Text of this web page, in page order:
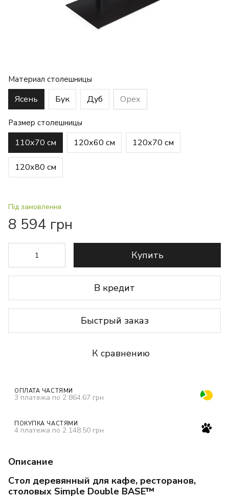
Материал столешницы
Ясень Бук Дуб Орех
Размер столешницы
110х70 см 120х60 см 120х70 см
120х80 см
Під замовлення
8 594 грн
Купить
В кредит
Быстрый заказ
К сравнению
ОПЛАТА ЧАСТЯМИ
3 платежа по 2 864.67 грн
ПОКУПКА ЧАСТЯМИ
4 платежа по 2 148.50 грн
Описание
Стол деревянный для кафе, ресторанов,
столовых Simple Double BASE™